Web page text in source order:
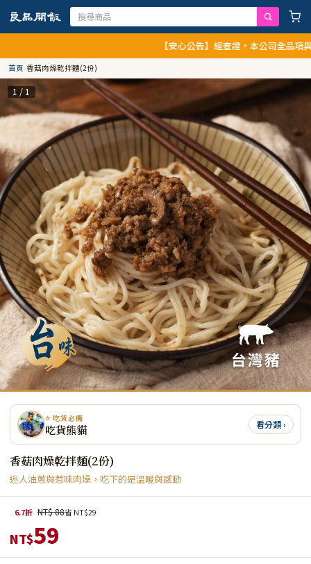
【安心公告】經查證，本公司全品項與上游
首頁/香菇肉燥乾拌麵(2份)
1 / 1
⭐ 吃貨必備
吃貨熊貓 看分類 ›
香菇肉燥乾拌麵(2份)
迷人油蔥與惹味肉燥，吃下的是溫暖與感動
6.7折 NT$ 88省 NT$29
NT$59